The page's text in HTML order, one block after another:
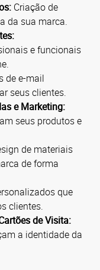
Criação de
da sua marca.
e funcionais
de e-mail
seus clientes.
e Marketing:
seus produtos e
de materiais
de forma
que
clientes.
de Visita:
a identidade da